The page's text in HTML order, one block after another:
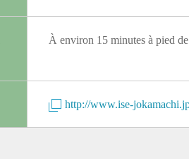
À environ 15 minutes à pied
http://www.ise-